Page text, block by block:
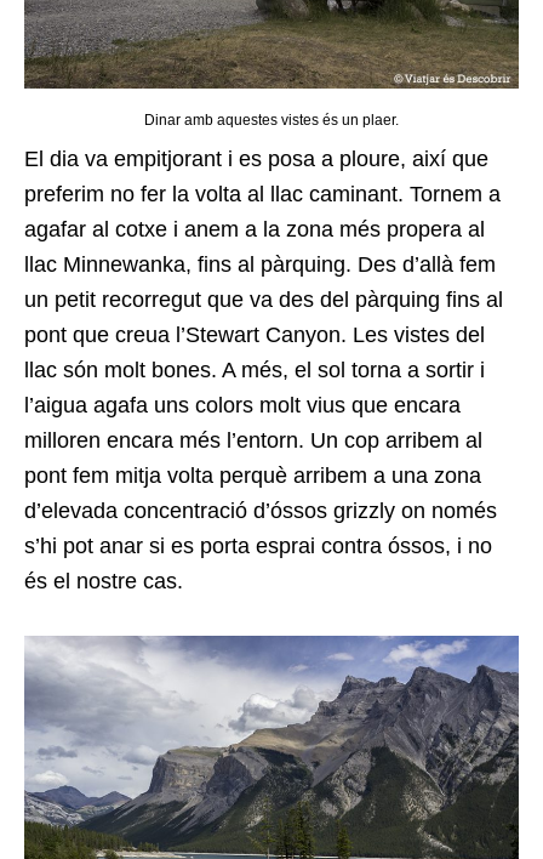
Dinar amb aquestes vistes és un plaer.
El dia va empitjorant i es posa a ploure, així que
preferim no fer la volta al llac caminant. Tornem a
agafar al cotxe i anem a la zona més propera al
llac Minnewanka, fins al pàrquing. Des d’allà fem
un petit recorregut que va des del pàrquing fins al
pont que creua l’Stewart Canyon. Les vistes del
llac són molt bones. A més, el sol torna a sortir i
l’aigua agafa uns colors molt vius que encara
milloren encara més l’entorn. Un cop arribem al
pont fem mitja volta perquè arribem a una zona
d’elevada concentració d’óssos grizzly on només
s’hi pot anar si es porta esprai contra óssos, i no
és el nostre cas.